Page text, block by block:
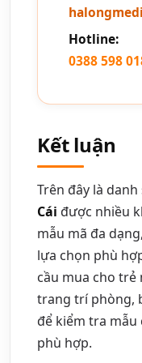
Hotline:
0388 598
Kết luận
Trên đây là danh
Cái được nhiều
mẫu mã đa
lựa chọn phù
cầu mua cho trẻ
trang trí phòng,
để kiểm tra mẫu
phù hợp.